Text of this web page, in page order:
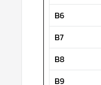
B6
B7
B8
B9